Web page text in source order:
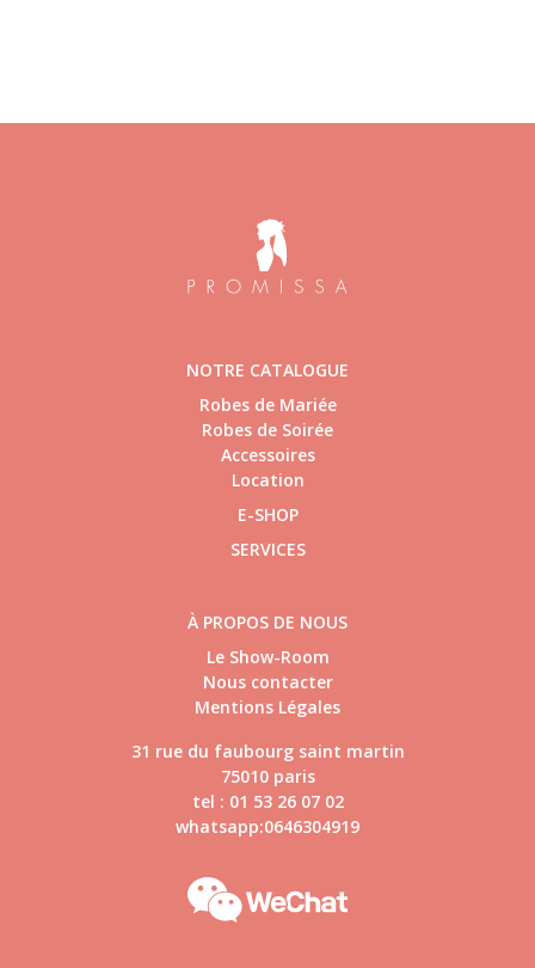
NOTRE CATALOGUE
Robes de Mariée
Robes de Soirée
Accessoires
Location
E-SHOP
SERVICES
À PROPOS DE NOUS
Le Show-Room
Nous contacter
Mentions Légales
31 rue du faubourg saint martin
75010 paris
tel : 01 53 26 07 02
whatsapp:0646304919